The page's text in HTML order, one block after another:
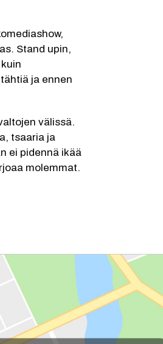
Stand upin,
ja ennen
välissä.
tsaaria ja
ei pidennä ikää
molemmat.